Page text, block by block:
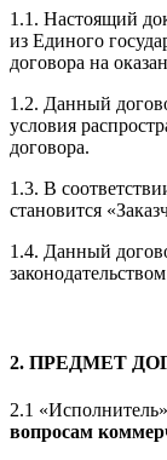
1.1. Настоящий
из Единого
договора на
1.2. Данный
условия
договора.
1.3. В
становится
1.4. Данный
2. ПРЕДМЕТ
2.1
вопросам